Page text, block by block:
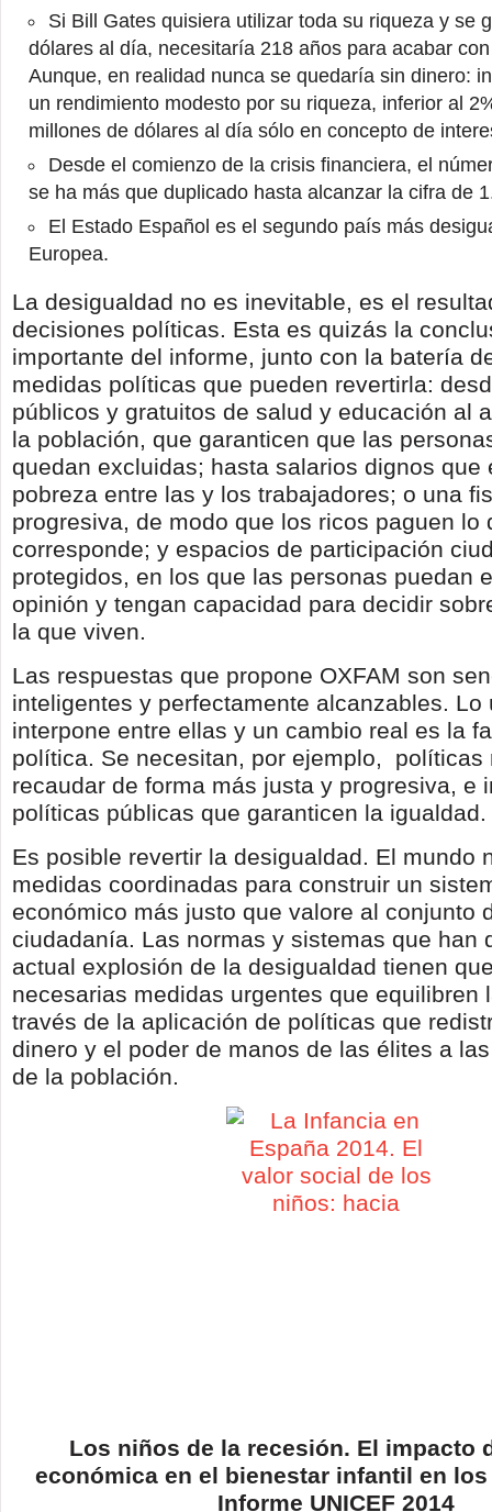
Si Bill Gates quisiera utilizar toda su riqueza y se
dólares al día, necesitaría 218 años para acabar
Aunque, en realidad nunca se quedaría sin dinero:
un rendimiento modesto por su riqueza, inferior al
millones de dólares al día sólo en concepto de
Desde el comienzo de la crisis financiera, el
se ha más que duplicado hasta alcanzar la cifra de
El Estado Español es el segundo país más
Europea.
La desigualdad no es inevitable, es el
decisiones políticas. Esta es quizás la
importante del informe, junto con la batería
medidas políticas que pueden revertirla:
públicos y gratuitos de salud y educación al
la población, que garanticen que las
quedan excluidas; hasta salarios dignos que
pobreza entre las y los trabajadores; o una
progresiva, de modo que los ricos paguen lo
corresponde; y espacios de participación
protegidos, en los que las personas puedan
opinión y tengan capacidad para decidir
la que viven.
Las respuestas que propone OXFAM son
inteligentes y perfectamente alcanzables. Lo
interpone entre ellas y un cambio real es la
política. Se necesitan, por ejemplo, políticas
recaudar de forma más justa y progresiva, e
políticas públicas que garanticen la igualdad.
Es posible revertir la desigualdad. El mundo
medidas coordinadas para construir un
económico más justo que valore al conjunto
ciudadanía. Las normas y sistemas que han
actual explosión de la desigualdad tienen
necesarias medidas urgentes que equilibren
través de la aplicación de políticas que
dinero y el poder de manos de las élites a
de la población.
Los niños de la recesión. El impacto
económica en el bienestar infantil en
Informe UNICEF 2014